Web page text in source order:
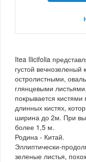
Itea Ilicifolia
густой вечнозеленый
остролистными,
глянцевыми
покрывается
длинных кистях,
ширина до 2м. При
более 1,5 м.
Родина - Китай.
Эллиптически-
зеленые листья,